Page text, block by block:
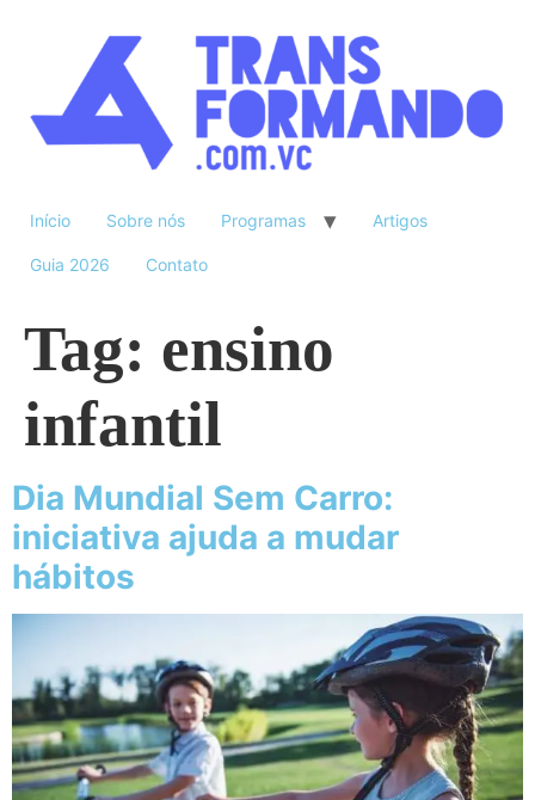
Início Sobre nós Programas Artigos
Guia 2026 Contato
Tag: ensino
infantil
Dia Mundial Sem Carro:
iniciativa ajuda a mudar
hábitos